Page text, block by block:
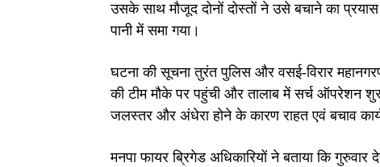
उसके साथ मौजूद दोनों दोस्तों ने उसे बचाने का
पानी में समा गया।
घटना की सूचना तुरंत पुलिस और वसई-विरार
की टीम मौके पर पहुंची और तालाब में सर्च ऑपरेशन शुरू
जलस्तर और अंधेरा होने के कारण राहत एवं बचाव
मनपा फायर ब्रिगेड अधिकारियों ने बताया कि